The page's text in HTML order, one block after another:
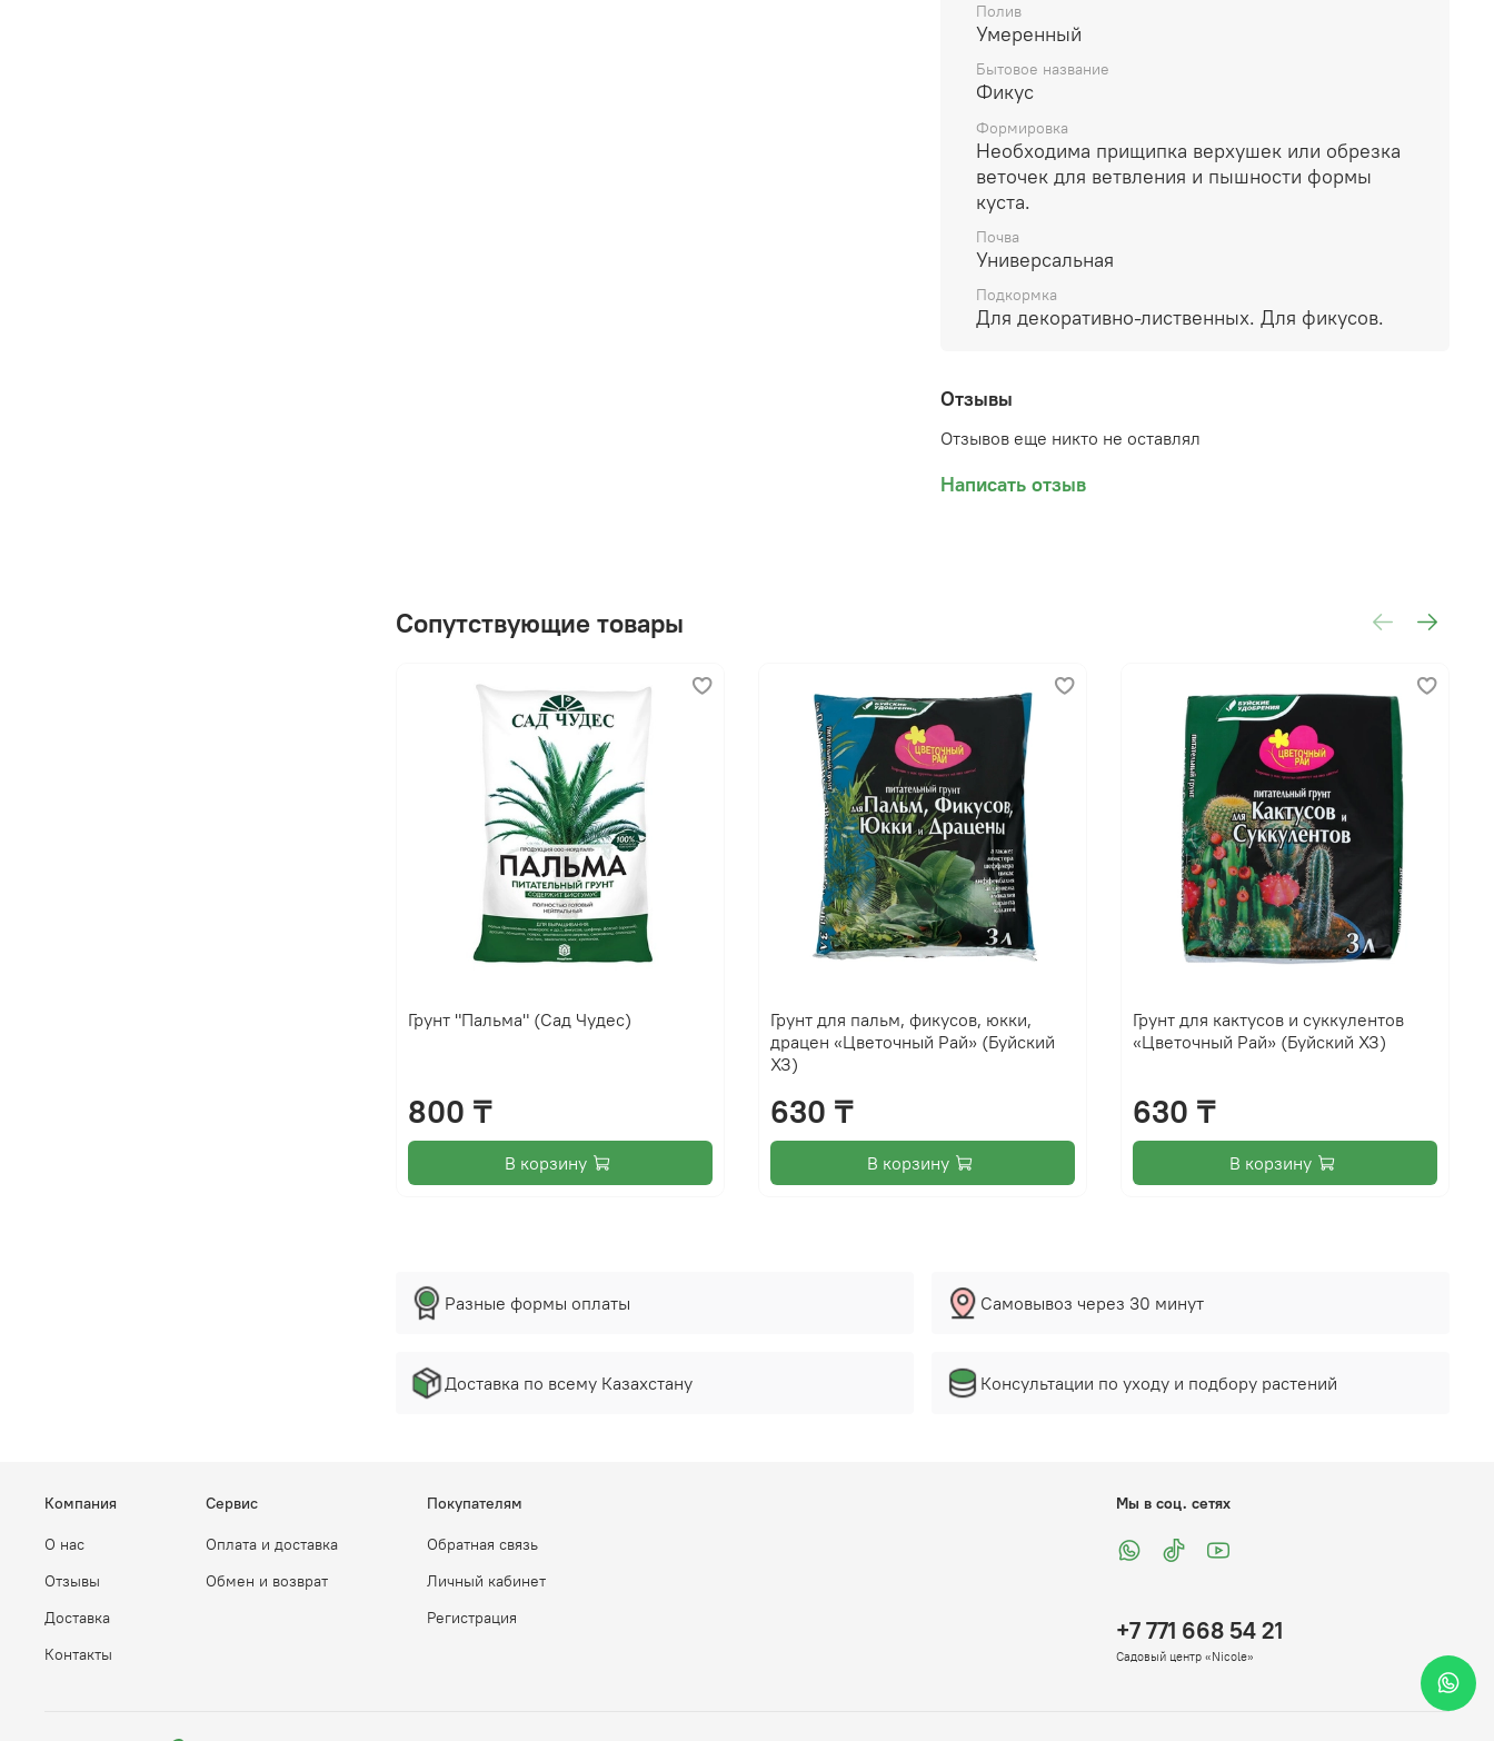
Полив
Умеренный
Бытовое название
Фикус
Формировка
Необходима прищипка верхушек или обрезка
веточек для ветвления и пышности формы
куста.
Почва
Универсальная
Подкормка
Для декоративно-лиственных. Для фикусов.
Отзывы
Отзывов еще никто не оставлял
Написать отзыв
Сопутствующие товары
Грунт "Пальма" (Сад Чудес)
800 ₸
В корзину
Грунт для пальм, фикусов, юкки,
драцен «Цветочный Рай» (Буйский
ХЗ)
630 ₸
В корзину
Грунт для кактусов и суккулентов
«Цветочный Рай» (Буйский ХЗ)
630 ₸
В корзину
Разные формы оплаты
Доставка по всему Казахстану
Самовывоз через 30 минут
Консультации по уходу и подбору растений
Компания
О нас
Отзывы
Доставка
Контакты
Сервис
Оплата и доставка
Обмен и возврат
Покупателям
Обратная связь
Личный кабинет
Регистрация
Мы в соц. сетях
+7 771 668 54 21
Садовый центр «Nicole»